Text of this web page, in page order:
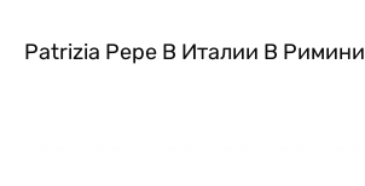
Patrizia Pepe В Италии В Римини